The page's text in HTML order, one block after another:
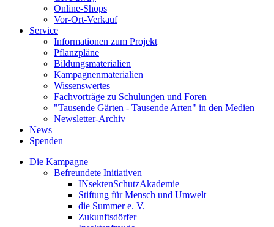
Online-Shops
Vor-Ort-Verkauf
Service
Informationen zum Projekt
Pflanzpläne
Bildungsmaterialien
Kampagnenmaterialien
Wissenswertes
Fachvorträge zu Schulungen und Foren
"Tausende Gärten - Tausende Arten" in den Medien
Newsletter-Archiv
News
Spenden
Die Kampagne
Befreundete Initiativen
INsektenSchutzAkademie
Stiftung für Mensch und Umwelt
die Summer e. V.
Zukunftsdörfer